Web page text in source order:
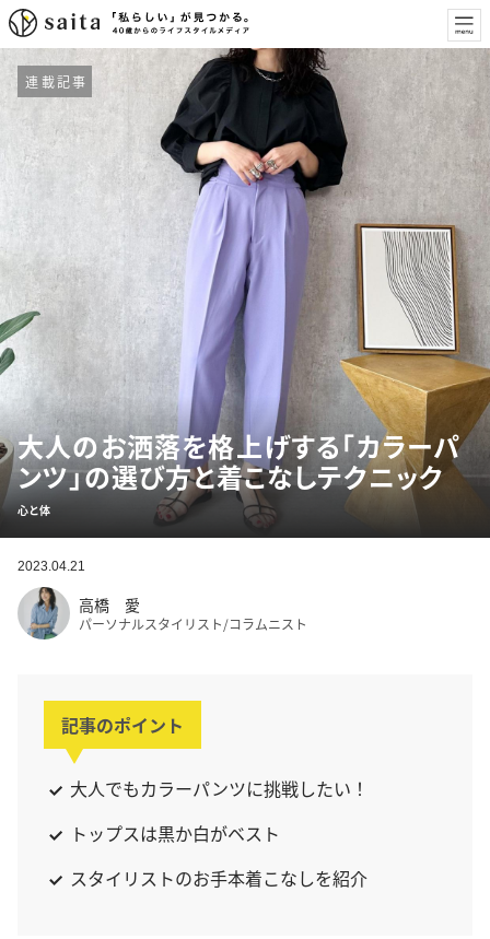
連載記事
大人のお洒落を格上げする「カラーパ
ンツ」の選び方と着こなしテクニック
心と体
2023.04.21
高橋 愛
パーソナルスタイリスト/コラムニスト
記事のポイント
大人でもカラーパンツに挑戦したい！
トップスは黒か白がベスト
スタイリストのお手本着こなしを紹介